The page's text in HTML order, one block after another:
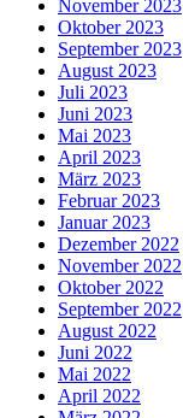
November 2023
Oktober 2023
September 2023
August 2023
Juli 2023
Juni 2023
Mai 2023
April 2023
März 2023
Februar 2023
Januar 2023
Dezember 2022
November 2022
Oktober 2022
September 2022
August 2022
Juni 2022
Mai 2022
April 2022